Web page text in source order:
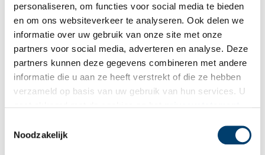
personaliseren, om functies voor social media te bieden
en om ons websiteverkeer te analyseren. Ook delen we
informatie over uw gebruik van onze site met onze
partners voor social media, adverteren en analyse. Deze
partners kunnen deze gegevens combineren met andere
informatie die u aan ze heeft verstrekt of die ze hebben
verzameld op basis van uw gebruik van hun services. U
Noodzakelijk
Dolle mina Wilhelmina Drucker
Bij de uitdrukking ‘dolle mina’ denk je misschien aan de
naoorlogse feministische golf en de actiegroep ‘Dolle Mina’ uit
voor de vrouwenemancipatie en wordt in het collectieve
geheugen vaak gestereotypeerd als een jonge vrouw met veel